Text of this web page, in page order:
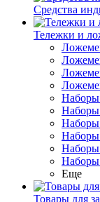
Средства
Тележки и
Наборы
Наборы
Наборы
Наборы
Наборы
Еще
Товары для